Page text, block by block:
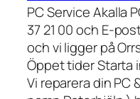
PC Service Akalla
37 21 00 och E-
och vi ligger på
Öppet tider Starta
Vi reparera din PC